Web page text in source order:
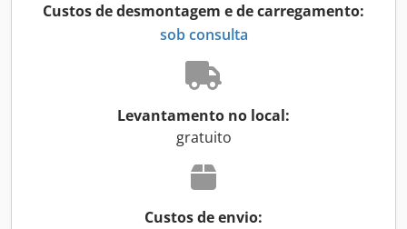
Custos de desmontagem e de carregamento:
sob consulta
Levantamento no local:
gratuito
Custos de envio: